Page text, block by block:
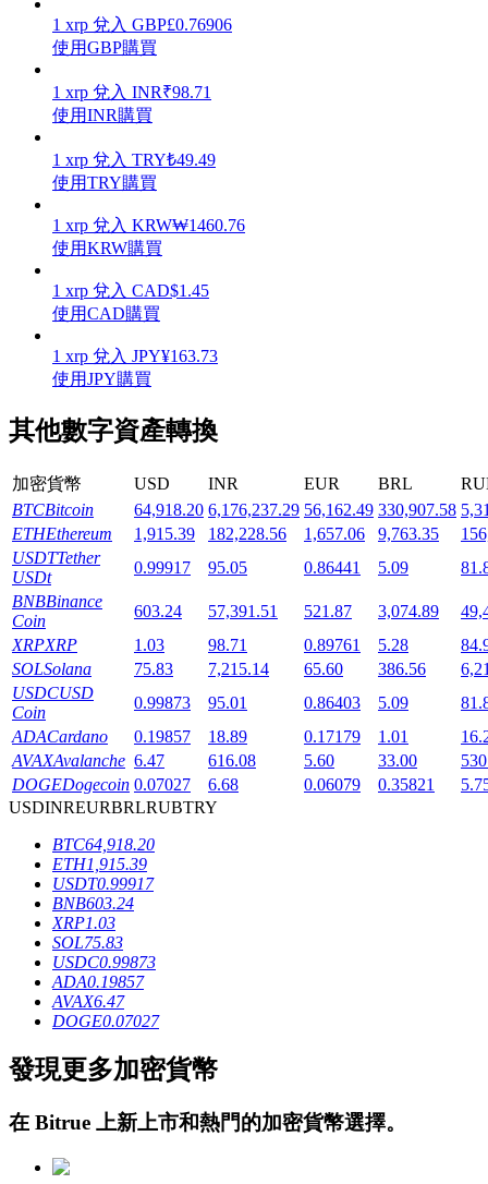
使您的資產穩定增值
一鍵質押鎖定高收益
Launchpool
鎖倉BTR
輕鬆獲得多重福利
借貸寶
借貸數字貨幣，及時且安全的服務
1 xrp 兌入 GBP£0.76906
使用GBP購買
1 xrp 兌入 INR₹98.71
使用INR購買
1 xrp 兌入 TRY₺49.49
使用TRY購買
1 xrp 兌入 KRW₩1460.76
使用KRW購買
1 xrp 兌入 CAD$1.45
使用CAD購買
1 xrp 兌入 JPY¥163.73
使用JPY購買
其他數字資產轉換
加密貨幣 USD INR EUR BRL
BTCBitcoin 64,918.20 6,176,237.29 56,162.49 330,907.58
ETHEthereum 1,915.39 182,228.56 1,657.06 9,763.35
USDTTether
USDt
0.99917 95.05 0.86441 5.09
BNBBinance
Coin
603.24 57,391.51 521.87 3,074.89
XRPXRP 1.03 98.71 0.89761 5.28
SOLSolana 75.83 7,215.14 65.60 386.56
USDCUSD
Coin
0.99873 95.01 0.86403 5.09
ADACardano 0.19857 18.89 0.17179 1.01
AVAXAvalanche 6.47 616.08 5.60 33.00
DOGEDogecoin 0.07027 6.68 0.06079 0.35821
USDINREURBRLRUBTRY
BTC64,918.20
ETH1,915.39
USDT0.99917
BNB603.24
XRP1.03
SOL75.83
USDC0.99873
ADA0.19857
AVAX6.47
DOGE0.07027
發現更多加密貨幣
在 Bitrue 上新上市和熱門的加密貨幣選擇。